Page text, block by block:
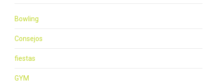
Bowling
Consejos
fiestas
GYM